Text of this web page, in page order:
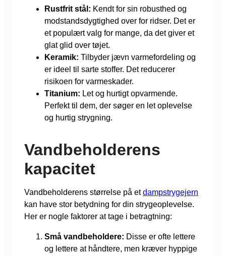
Rustfrit stål: Kendt for sin robusthed og
modstandsdygtighed over for ridser. Det er
et populært valg for mange, da det giver et
glat glid over tøjet.
Keramik: Tilbyder jævn varmefordeling og
er ideel til sarte stoffer. Det reducerer
risikoen for varmeskader.
Titanium: Let og hurtigt opvarmende.
Perfekt til dem, der søger en let oplevelse
og hurtig strygning.
Vandbeholderens
kapacitet
Vandbeholderens størrelse på etdampstrygejern
kan have stor betydning for din strygeoplevelse.
Her er nogle faktorer at tage i betragtning:
Små vandbeholdere: Disse er ofte lettere
og lettere at håndtere, men kræver hyppige